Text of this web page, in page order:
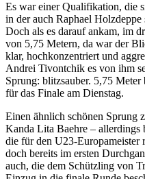
Es war einer Qualifikation, die
in der auch Raphael
Doch als es darauf ankam, im
von 5,75 Metern, da war der
klar, hochkonzentriert und
Andrei Tivontchik es von ihm
Sprung: blitzsauber. 5,75
für das Finale am Dienstag.
Einen ähnlich schönen Sprung
Kanda Lita Baehre – allerdings
die für den U23-Europameister
doch bereits im ersten
auch, die dem Schützling von